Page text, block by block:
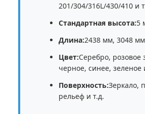
201/304/316L/430/410 и
Стандартная высота:5
Длина:2438 мм, 3048 мм
Цвет:Серебро, розовое
черное, синее, зеленое
Поверхность:Зеркало,
рельеф и т.д.